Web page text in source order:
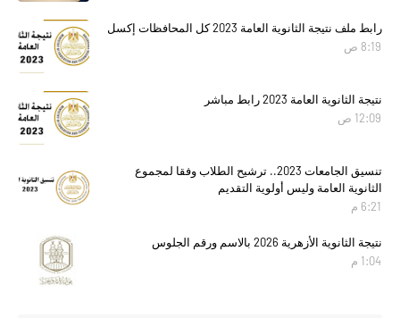
رابط ملف نتيجة الثانوية العامة 2023 كل المحافظات إكسل
8:19 ص
نتيجة الثانوية العامة 2023 رابط مباشر
12:09 ص
تنسيق الجامعات 2023.. ترشيح الطلاب وفقا لمجموع
الثانوية العامة وليس أولوية التقديم
6:21 م
نتيجة الثانوية الأزهرية 2026 بالاسم ورقم الجلوس
1:04 م